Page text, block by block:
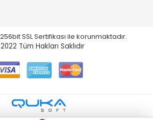
SSL Sertifikası ile korunmaktadır.
Tüm Hakları Saklıdır